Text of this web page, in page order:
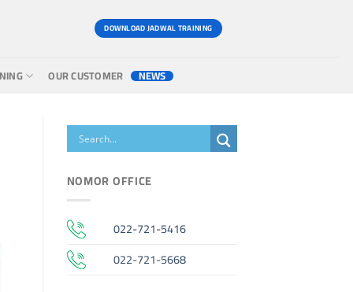
DOWNLOAD JADWAL TRAINING
OUR CUSTOMER NEWS
NOMOR OFFICE
022-721-5416
022-721-5668